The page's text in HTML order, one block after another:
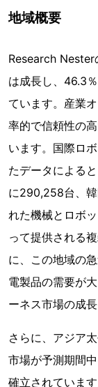
地域概要
Research Nester
は成長し、46.3
ています。産業
率的で信頼性の
います。国際ロ
たデータによる
に290,258台、
れた機械とロボ
って提供される
に、この地域の
電製品の需要が
ーネス市場の成
さらに、アジア
市場が予測期間
確立されていま